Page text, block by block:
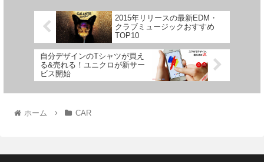
2015年リリースの最新EDM・
クラブミュージックおすすめ
TOP10
自分デザインのTシャツが買え
る&売れる！ユニクロが新サー
ビス開始
ホーム CAR